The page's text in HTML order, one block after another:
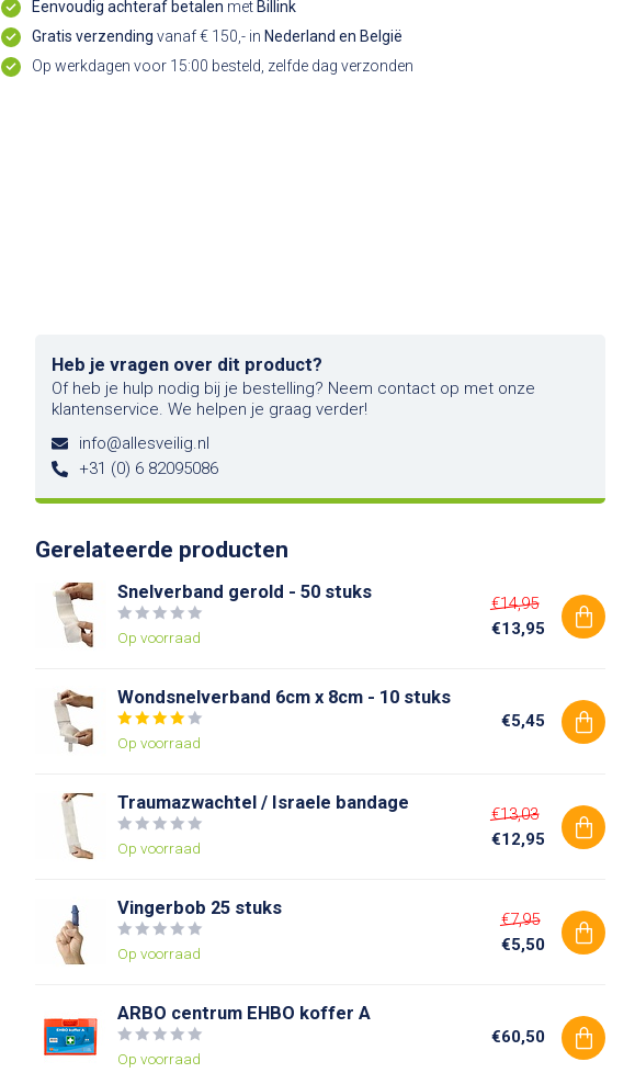
Eenvoudig achteraf betalen met Billink
Gratis verzending vanaf € 150,- in Nederland en België
Op werkdagen voor 15:00 besteld, zelfde dag verzonden
Heb je vragen over dit product?
Of heb je hulp nodig bij je bestelling? Neem contact op met onze
klantenservice. We helpen je graag verder!
info@allesveilig.nl
+31 (0) 6 82095086
Gerelateerde producten
Snelverband gerold - 50 stuks
Op voorraad
€14,95
€13,95
Wondsnelverband 6cm x 8cm - 10 stuks
Op voorraad
€5,45
Traumazwachtel / Israele bandage
Op voorraad
€13,03
€12,95
Vingerbob 25 stuks
Op voorraad
€7,95
€5,50
ARBO centrum EHBO koffer A
Op voorraad
€60,50